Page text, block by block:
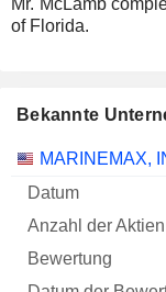
Mr. McLamb
of Florida.
Bekannte
Unternehmen
MARINEMAX,